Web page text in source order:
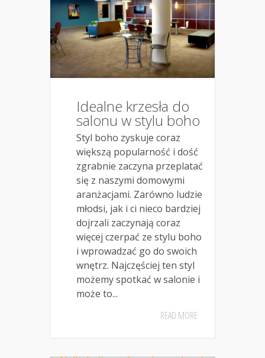
Idealne krzesła do
salonu w stylu boho
Styl boho zyskuje coraz
większą popularność i dość
zgrabnie zaczyna przeplatać
się z naszymi domowymi
aranżacjami. Zarówno ludzie
młodsi, jak i ci nieco bardziej
dojrzali zaczynają coraz
więcej czerpać ze stylu boho
i wprowadzać go do swoich
wnętrz. Najczęściej ten styl
możemy spotkać w salonie i
może to...
READ MORE